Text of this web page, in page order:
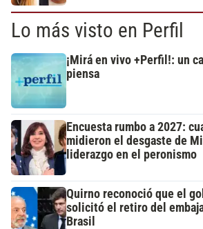
Lo más visto en Perfil
¡Mirá en vivo +Perfil!: un
piensa
Encuesta rumbo a 2027:
midieron el desgaste de
liderazgo en el peronismo
Quirno reconoció que el
solicitó el retiro del
Brasil